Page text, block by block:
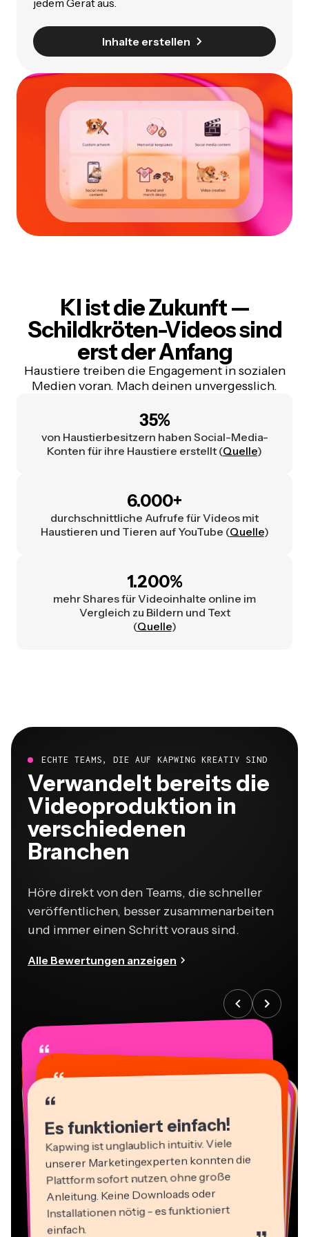
jedem Gerät aus.
Inhalte erstellen
KI ist die Zukunft—
Schildkröten-Videos sind
erst der Anfang
Haustiere treiben die Engagement in sozialen
Medien voran. Mach deinen unvergesslich.
35%
von Haustierbesitzern haben Social-Media-
Konten für ihre Haustiere erstellt (Quelle)
6.000+
durchschnittliche Aufrufe für Videos mit
Haustieren und Tieren auf YouTube (Quelle)
1.200%
mehr Shares für Videoinhalte online im
Vergleich zu Bildern und Text
(Quelle)
ECHTE TEAMS, DIE AUF KAPWING KREATIV SIND
Verwandelt bereits die
Videoproduktion in
verschiedenen
Branchen
Höre direkt von den Teams, die schneller
veröffentlichen, besser zusammenarbeiten
und immer einen Schritt voraus sind.
Alle Bewertungen anzeigen
“
Es funktioniert einfach!
Kapwing ist unglaublich intuitiv. Viele
unserer Marketingexperten konnten die
Plattform sofort nutzen, ohne große
Anleitung. Keine Downloads oder
Installationen nötig - es funktioniert
einfach.
“
“
“
“
“
“